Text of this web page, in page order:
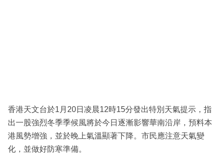
香港天文台於1月20日凌晨12時15分發出特別天氣提示，指
出一股強烈冬季季候風將於今日逐漸影響華南沿岸，預料本
港風勢增強，並於晚上氣溫顯著下降。市民應注意天氣變
化，並做好防寒準備。